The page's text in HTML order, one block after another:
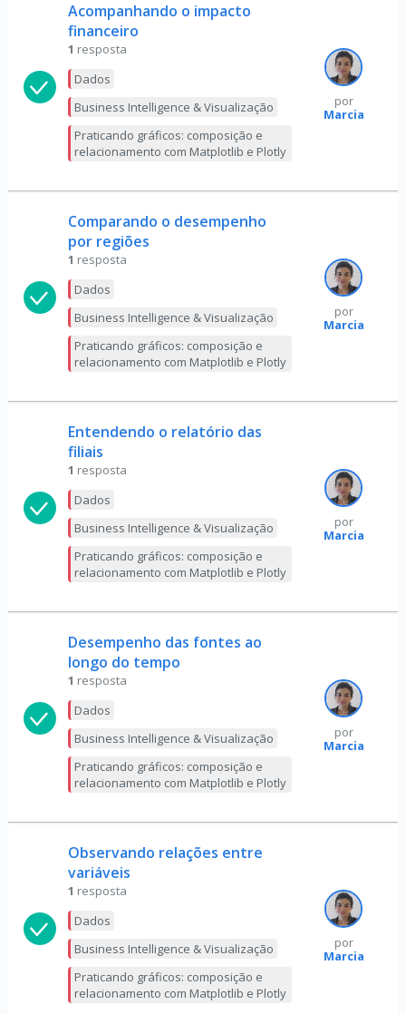
Acompanhando o impacto
financeiro
1 resposta
Dados
Business Intelligence & Visualização
Praticando gráficos: composição e
relacionamento com Matplotlib e Plotly
por
Marcia
Comparando o desempenho
por regiões
1 resposta
Dados
Business Intelligence & Visualização
Praticando gráficos: composição e
relacionamento com Matplotlib e Plotly
por
Marcia
Entendendo o relatório das
filiais
1 resposta
Dados
Business Intelligence & Visualização
Praticando gráficos: composição e
relacionamento com Matplotlib e Plotly
por
Marcia
Desempenho das fontes ao
longo do tempo
1 resposta
Dados
Business Intelligence & Visualização
Praticando gráficos: composição e
relacionamento com Matplotlib e Plotly
por
Marcia
Observando relações entre
variáveis
1 resposta
Dados
Business Intelligence & Visualização
Praticando gráficos: composição e
relacionamento com Matplotlib e Plotly
por
Marcia